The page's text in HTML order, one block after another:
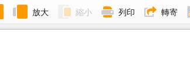
放大 縮小 列印 轉寄